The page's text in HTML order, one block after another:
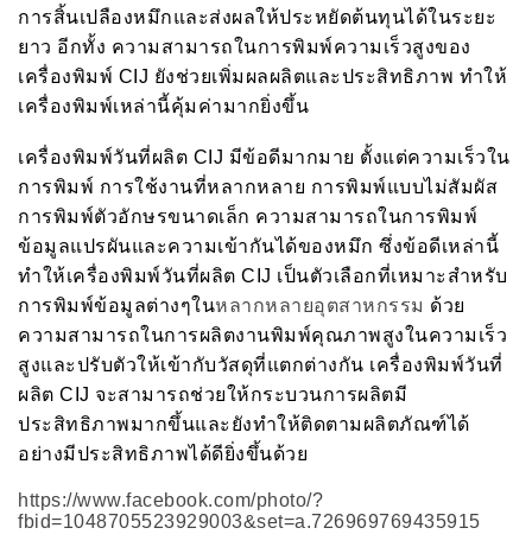
การสิ้นเปลืองหมึกและส่งผลให้ประหยัดต้นทุนได้ในระยะ
ยาว อีกทั้ง ความสามารถในการพิมพ์ความเร็วสูงของ
เครื่องพิมพ์ CIJ ยังช่วยเพิ่มผลผลิตและประสิทธิภาพ ทำให้
เครื่องพิมพ์เหล่านี้คุ้มค่ามากยิ่งขึ้น
เครื่องพิมพ์วันที่ผลิต CIJ มีข้อดีมากมาย ตั้งแต่ความเร็วใน
การพิมพ์ การใช้งานที่หลากหลาย การพิมพ์แบบไม่สัมผัส
การพิมพ์ตัวอักษรขนาดเล็ก ความสามารถในการพิมพ์
ข้อมูลแปรผันและความเข้ากันได้ของหมึก ซึ่งข้อดีเหล่านี้
ทำให้เครื่องพิมพ์วันที่ผลิต CIJ เป็นตัวเลือกที่เหมาะสำหรับ
การพิมพ์ข้อมูลต่างๆในหลากหลายอุตสาหกรรม ด้วย
ความสามารถในการผลิตงานพิมพ์คุณภาพสูงในความเร็ว
สูงและปรับตัวให้เข้ากับวัสดุที่แตกต่างกัน เครื่องพิมพ์วันที่
ผลิต CIJ จะสามารถช่วยให้กระบวนการผลิตมี
ประสิทธิภาพมากขึ้นและยังทำให้ติดตามผลิตภัณฑ์ได้
อย่างมีประสิทธิภาพได้ดียิ่งขึ้นด้วย
https://www.facebook.com/photo/?
fbid=1048705523929003&set=a.726969769435915